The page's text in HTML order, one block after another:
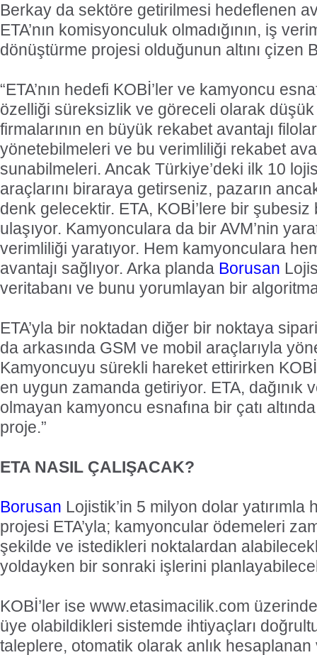
Berkay da sektöre getirilmesi hedeflenen
ETA’nın komisyonculuk olmadığının, iş
dönüştürme projesi olduğunun altını çizen
“ETA’nın hedefi KOBİ’ler ve kamyoncu
özelliği süreksizlik ve göreceli olarak
firmalarının en büyük rekabet avantajı
yönetebilmeleri ve bu verimliliği rekabet
sunabilmeleri. Ancak Türkiye’deki ilk 10
araçlarını biraraya getirseniz, pazarın
denk gelecektir. ETA, KOBİ’lere bir şubesiz
ulaşıyor. Kamyonculara da bir AVM’nin
verimliliği yaratıyor. Hem kamyonculara
avantajı sağlıyor. Arka planda Borusan
veritabanı ve bunu yorumlayan bir
ETA’yla bir noktadan diğer bir noktaya
da arkasında GSM ve mobil araçlarıyla
Kamyoncuyu sürekli hareket ettirirken
en uygun zamanda getiriyor. ETA, dağınık
olmayan kamyoncu esnafına bir çatı
proje.”
ETA NASIL ÇALIŞACAK?
Borusan Lojistik’in 5 milyon dolar yatırımla
projesi ETA’yla; kamyoncular ödemeleri
şekilde ve istedikleri noktalardan
yoldayken bir sonraki işlerini
KOBİ’ler ise www.etasimacilik.com
üye olabildikleri sistemde ihtiyaçları
taleplere, otomatik olarak anlık